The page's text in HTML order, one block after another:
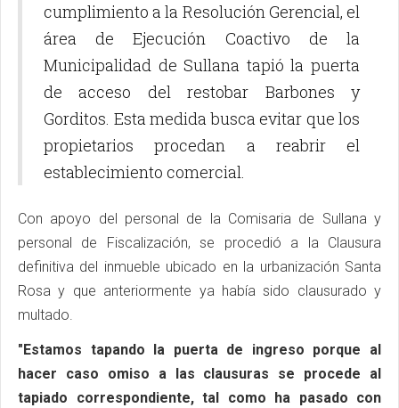
cumplimiento a la Resolución Gerencial, el
área de Ejecución Coactivo de la
Municipalidad de Sullana tapió la puerta
de acceso del restobar Barbones y
Gorditos. Esta medida busca evitar que los
propietarios procedan a reabrir el
establecimiento comercial.
Con apoyo del personal de la Comisaria de Sullana y
personal de Fiscalización, se procedió a la Clausura
definitiva del inmueble ubicado en la urbanización Santa
Rosa y que anteriormente ya había sido clausurado y
multado.
"Estamos tapando la puerta de ingreso porque al
hacer caso omiso a las clausuras se procede al
tapiado correspondiente, tal como ha pasado con